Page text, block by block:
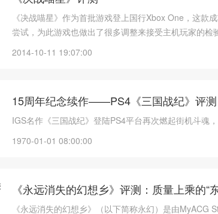
《决战喵星》作为首批游戏登上国行Xbox One，这款
尝试，为此游戏也做出了很多调整来接受主机玩家的检
2014-10-11 19:07:00
15周年纪念续作——PS4《三国战纪》评测
IGS名作《三国战纪》登陆PS4平台再次燃起街机斗魂
1970-01-01 08:00:00
《永远消失的幻想乡》评测：质量上乘的“
《永远消失的幻想乡》（以下简称永幻）是由MyACG